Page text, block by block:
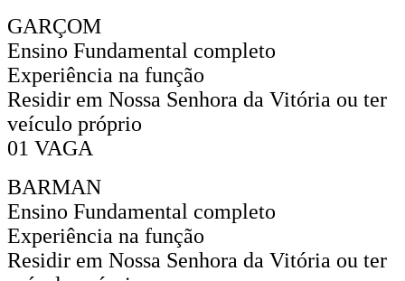
GARÇOM
Ensino Fundamental completo
Experiência na função
Residir em Nossa Senhora da Vitória ou ter
veículo próprio
01 VAGA
BARMAN
Ensino Fundamental completo
Experiência na função
Residir em Nossa Senhora da Vitória ou ter